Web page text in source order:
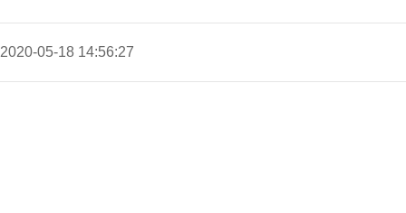
2020-05-18 14:56:27